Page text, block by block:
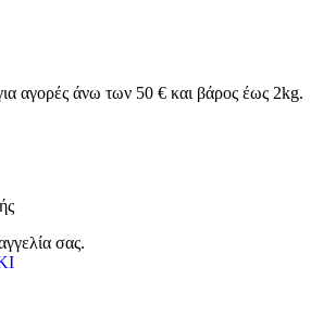
αγορές άνω των 50 € και βάρος έως 2kg.
σας.